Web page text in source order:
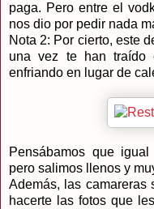
paga. Pero entre el
nos dio por pedir nada
Nota 2: Por cierto, este
una vez te han
enfriando en lugar de
Pensábamos que
pero salimos llenos y
Además, las camareras
hacerte las fotos que